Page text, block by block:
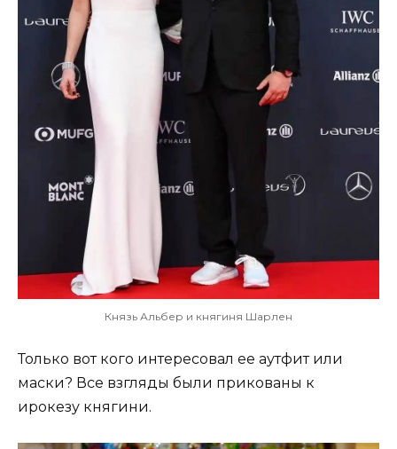
Князь Альбер и княгиня Шарлен
Только вот кого интересовал ее аутфит или
маски? Все взгляды были прикованы к
ирокезу княгини.